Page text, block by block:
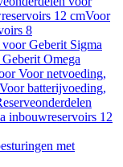
12 cmVoor
8
Geberit Sigma
Omega
Voor netvoeding,
Voor batterijvoeding,
inbouwreservoirs 12
met